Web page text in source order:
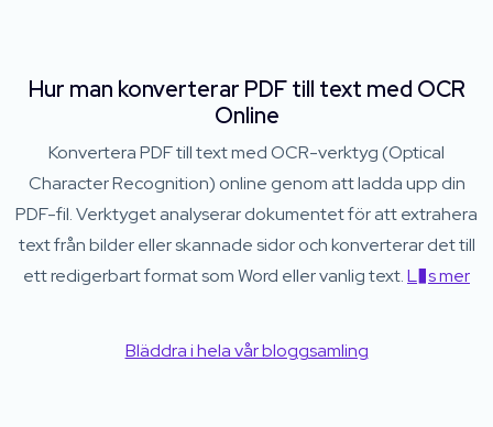
Hur man konverterar PDF till text med OCR
Online
Konvertera PDF till text med OCR-verktyg (Optical
Character Recognition) online genom att ladda upp din
PDF-fil. Verktyget analyserar dokumentet för att extrahera
text från bilder eller skannade sidor och konverterar det till
ett redigerbart format som Word eller vanlig text.L�s mer
Bläddra i hela vår bloggsamling